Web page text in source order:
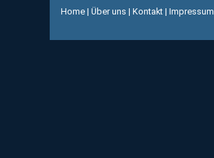
Home | Über uns | Kontakt | Impressum